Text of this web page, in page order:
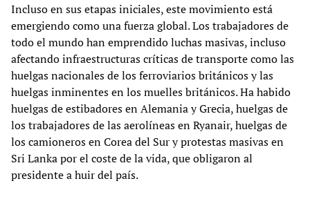
Incluso en sus etapas iniciales, este movimiento está
emergiendo como una fuerza global. Los trabajadores de
todo el mundo han emprendido luchas masivas, incluso
afectando infraestructuras críticas de transporte como las
huelgas nacionales de los ferroviarios británicos y las
huelgas inminentes en los muelles británicos. Ha habido
huelgas de estibadores en Alemania y Grecia, huelgas de
los trabajadores de las aerolíneas en Ryanair, huelgas de
los camioneros en Corea del Sur y protestas masivas en
Sri Lanka por el coste de la vida, que obligaron al
presidente a huir del país.